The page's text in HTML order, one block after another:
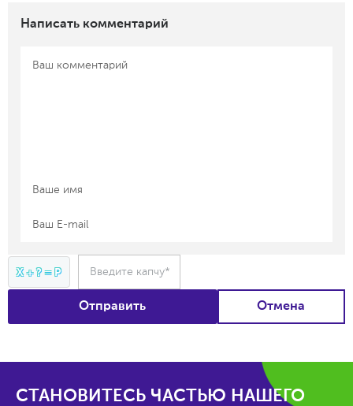
Написать комментарий
X + ? = P Введите капчу*
Отправить Отмена
СТАНОВИТЕСЬ ЧАСТЬЮ НАШЕГО